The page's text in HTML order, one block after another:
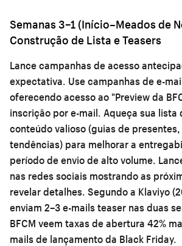
Semanas 3–1 (Início–Meados de
Construção de Lista e Teasers
Lance campanhas de acesso
expectativa. Use campanhas de e-
oferecendo acesso ao "Preview da
inscrição por e-mail. Aqueça sua lista
conteúdo valioso (guias de
tendências) para melhorar a
período de envio de alto volume.
nas redes sociais mostrando as
revelar detalhes. Segundo a Klaviyo
enviam 2–3 e-mails teaser nas duas
BFCM veem taxas de abertura 42%
mails de lançamento da Black Friday.